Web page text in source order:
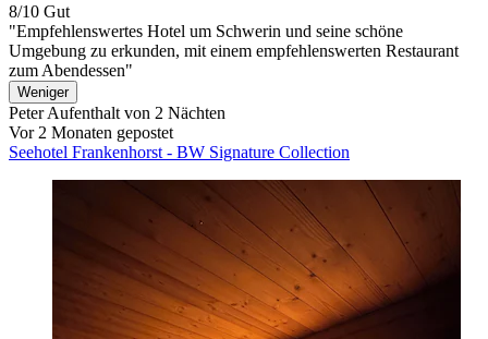
8/10 Gut
"Empfehlenswertes Hotel um Schwerin und seine schöne
Umgebung zu erkunden, mit einem empfehlenswerten Restaurant
zum Abendessen"
Weniger
PeterAufenthalt von 2 Nächten
Vor 2 Monaten gepostet
Seehotel Frankenhorst - BW Signature Collection